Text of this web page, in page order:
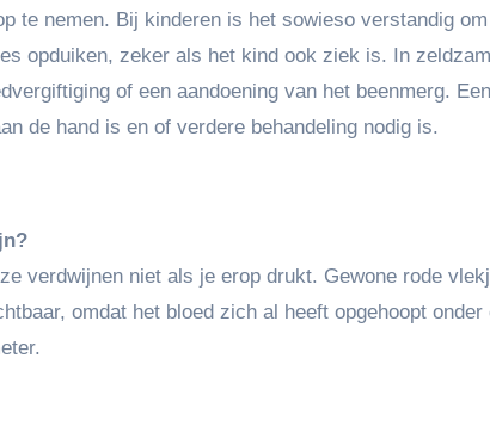
te nemen. Bij kinderen is het sowieso verstandig
opduiken, zeker als het kind ook ziek is. In
of een aandoening van het beenmerg.
de hand is en of verdere behandeling nodig is.
verdwijnen niet als je erop drukt. Gewone rode
omdat het bloed zich al heeft opgehoopt onder